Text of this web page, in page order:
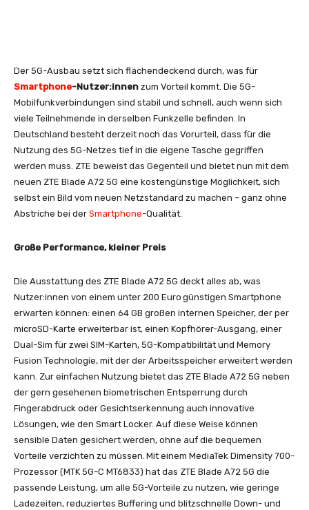
Der 5G-Ausbau setzt sich flächendeckend durch, was für
Smartphone-Nutzer:innen zum Vorteil kommt. Die 5G-
Mobilfunkverbindungen sind stabil und schnell, auch wenn sich
viele Teilnehmende in derselben Funkzelle befinden. In
Deutschland besteht derzeit noch das Vorurteil, dass für die
Nutzung des 5G-Netzes tief in die eigene Tasche gegriffen
werden muss. ZTE beweist das Gegenteil und bietet nun mit dem
neuen ZTE Blade A72 5G eine kostengünstige Möglichkeit, sich
selbst ein Bild vom neuen Netzstandard zu machen – ganz ohne
Abstriche bei der Smartphone-Qualität.
Große Performance, kleiner Preis
Die Ausstattung des ZTE Blade A72 5G deckt alles ab, was
Nutzer:innen von einem unter 200 Euro günstigen Smartphone
erwarten können: einen 64 GB großen internen Speicher, der per
microSD-Karte erweiterbar ist, einen Kopfhörer-Ausgang, einer
Dual-Sim für zwei SIM-Karten, 5G-Kompatibilität und Memory
Fusion Technologie, mit der der Arbeitsspeicher erweitert werden
kann. Zur einfachen Nutzung bietet das ZTE Blade A72 5G neben
der gern gesehenen biometrischen Entsperrung durch
Fingerabdruck oder Gesichtserkennung auch innovative
Lösungen, wie den Smart Locker. Auf diese Weise können
sensible Daten gesichert werden, ohne auf die bequemen
Vorteile verzichten zu müssen. Mit einem MediaTek Dimensity 700-
Prozessor (MTK 5G-C MT6833) hat das ZTE Blade A72 5G die
passende Leistung, um alle 5G-Vorteile zu nutzen, wie geringe
Ladezeiten, reduziertes Buffering und blitzschnelle Down- und